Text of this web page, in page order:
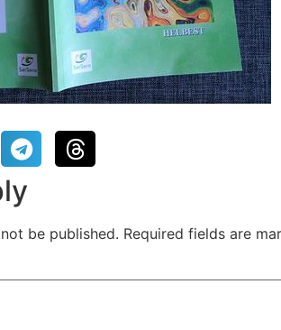
be published. Required fields are